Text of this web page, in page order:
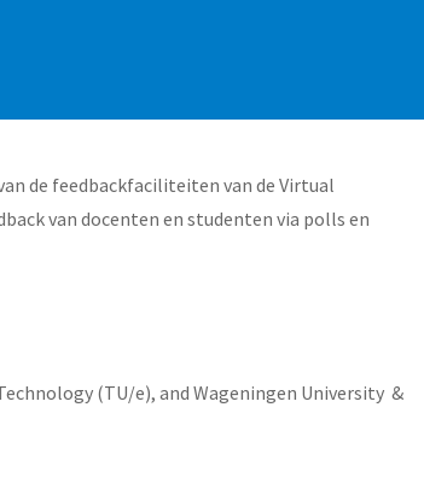
de feedbackfaciliteiten van de Virtual
van docenten en studenten via polls en
(TU/e), and Wageningen University &